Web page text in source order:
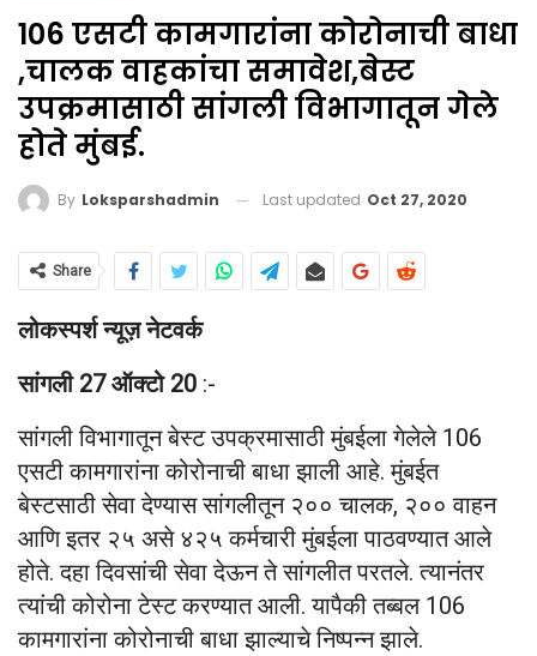
106 एसटी कामगारांना कोरोनाची बाधा
,चालक वाहकांचा समावेश,बेस्ट
उपक्रमासाठी सांगली विभागातून गेले
होते मुंबई.
By Loksparshadmin Last updated Oct 27, 2020
Share
लोकस्पर्श न्यूज़ नेटवर्क
सांगली 27 ऑक्टो 20 :-
सांगली विभागातून बेस्ट उपक्रमासाठी मुंबईला गेलेले 106
एसटी कामगारांना कोरोनाची बाधा झाली आहे. मुंबईत
बेस्टसाठी सेवा देण्यास सांगलीतून २०० चालक, २०० वाहन
आणि इतर २५ असे ४२५ कर्मचारी मुंबईला पाठवण्यात आले
होते. दहा दिवसांची सेवा देऊन ते सांगलीत परतले. त्यानंतर
त्यांची कोरोना टेस्ट करण्यात आली. यापैकी तब्बल 106
कामगारांना कोरोनाची बाधा झाल्याचे निष्पन्न झाले.